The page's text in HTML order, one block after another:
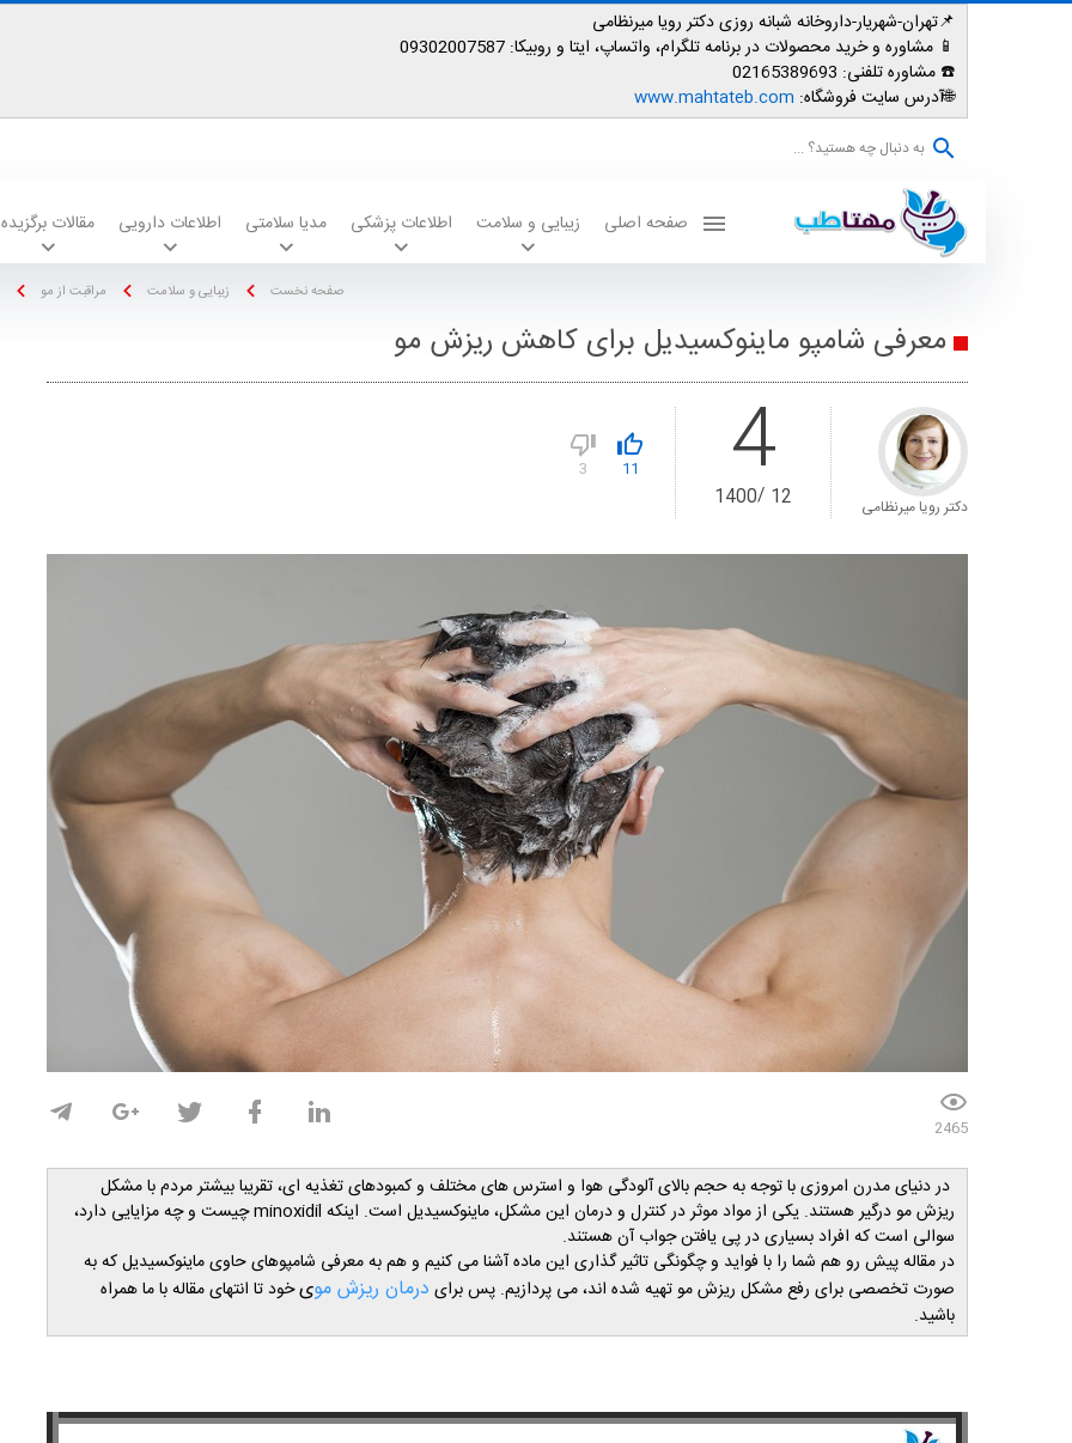
📌تهران-شهریار-داروخانه شبانه روزی دکتر رویا میرنظامی
📱 مشاوره و خرید محصولات در برنامه تلگرام، واتساپ، ایتا و روبیکا: 09302007587
☎️ مشاوره تلفنی:
🌐آدرس سایت فروشگاه: www.mahtateb.com
به دنبال چه هستید؟ ...
صفحه اصلی زیبایی و سلامت اطلاعات پزشکی مدیا سلامتی اطلاعات دارویی مقالات برگزیده
صفحه نخست زیبایی و سلامت مراقبت از مو
معرفی شامپو ماینوکسیدیل برای کاهش ریزش مو
دکتر رویا میرنظامی 412
1400
11
3
2465
در دنیای مدرن امروزی با توجه به حجم بالای آلودگی هوا و استرس های مختلف و کمبودهای تغذیه ای، تقریبا بیشتر مردم با مشکل
ریزش مو درگیر هستند. یکی از مواد موثر در کنترل و درمان این مشکل، ماینوکسیدیل است. اینکه minoxidilچیست و چه مزایایی دارد،
سوالی است که افراد بسیاری در پی یافتن جواب آن هستند.
در مقاله پیش رو هم شما را با فواید و چگونگی تاثیر گذاری این ماده آشنا می کنیم و هم به معرفی شامپوهای حاوی ماینوکسیدیل که به
صورت تخصصی برای رفع مشکل ریزش مو تهیه شده اند، می پردازیم. پس برای درمان ریزش مویخود تا انتهای مقاله با ما همراه
باشید.